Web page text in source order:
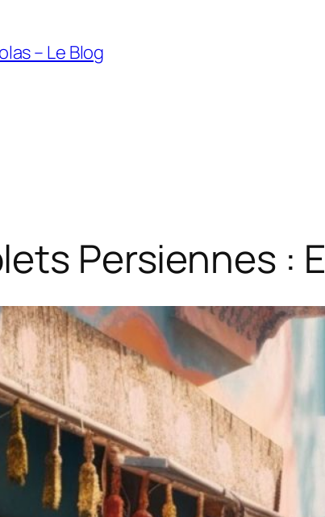
– Le Blog
Persiennes :